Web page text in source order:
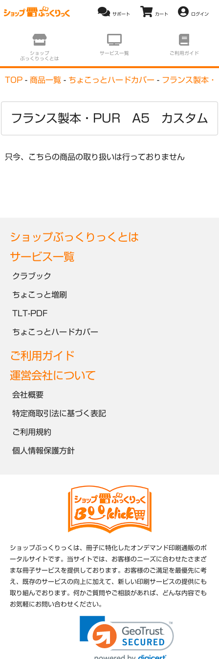
ログイン
ショップ
ぶっくりっくとは
サービス一覧 ご利用ガイド
TOP 商品一覧 ちょこっとハードカバー フランス製本
フランス製本・PUR A5 カスタム
只今、こちらの商品の取り扱いは行っておりません
ショップぶっくりっくとは
サービス一覧
クラブック
ちょこっと増刷
TLT-PDF
ちょこっとハードカバー
ご利用ガイド
運営会社について
会社概要
特定商取引法に基づく表記
ご利用規約
個人情報保護方針
ショップぶっくりっくは、冊子に特化したオンデマンド印刷通販のポ
ータルサイトです。当サイトでは、お客様のニーズに合わせたさまざ
まな冊子サービスを提供しております。お客様のご満足を最優先に考
え、既存のサービスの向上に加えて、新しい印刷サービスの提供にも
取り組んでおります。何かご質問やご相談があれば、どんな内容でも
お気軽にお問い合わせください。